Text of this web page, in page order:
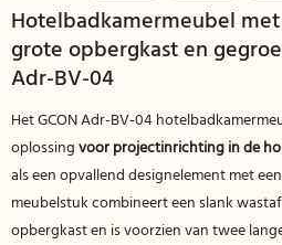
Hotelbadkamermeubel
grote opbergkast en
Adr-BV-04
Het GCON Adr-BV-04
oplossingvoor projectinrichting in de
als een opvallend designelement met
meubelstuk combineert een slank
opbergkast en is voorzien van twee